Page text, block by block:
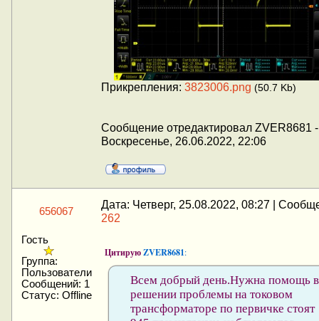
Прикрепления: 3823006.png (50.7 Kb)
Сообщение отредактировал ZVER8681 -
Воскресенье, 26.06.2022, 22:06
656067
Дата: Четверг, 25.08.2022, 08:27 |
262
Гость
Группа:
Пользователи
Сообщений: 1
Статус: Offline
ЦитируюZVER8681:
Всем добрый день.Нужна помощь в
решении проблемы на токовом
трансформаторе по первичке стоят